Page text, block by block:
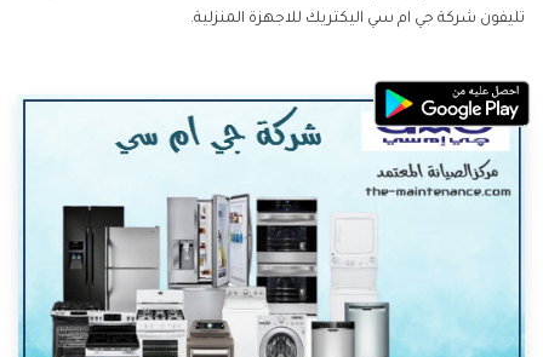
تليفون شركة جي ام سي اليكتريك للاجهزة المنزلية.